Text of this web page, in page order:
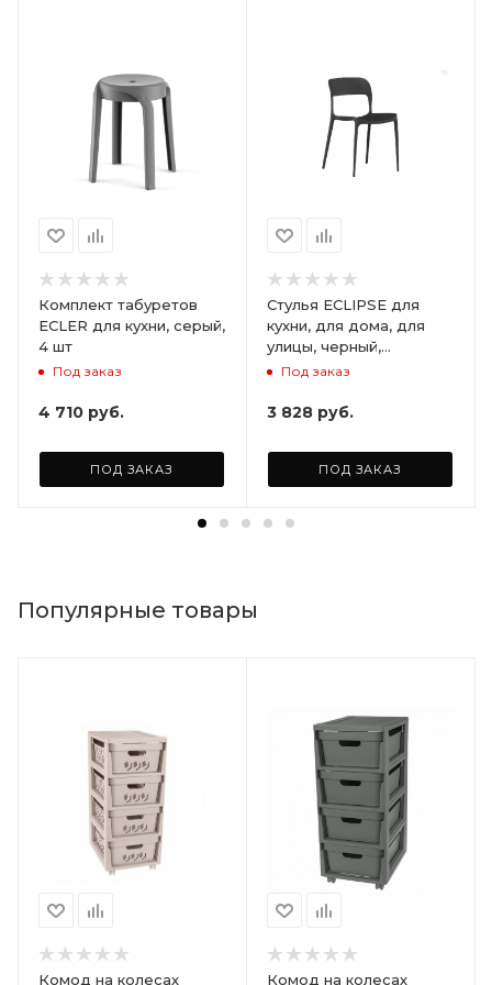
Комплект табуретов
ECLER для кухни, серый,
4 шт
Под заказ
4 710 руб.
ПОД ЗАКАЗ
Стулья ECLIPSE для
кухни, для дома, для
улицы, черный,
комплект 2 шт.
Под заказ
3 828 руб.
ПОД ЗАКАЗ
Популярные товары
Комод на колесах
Комод на колесах